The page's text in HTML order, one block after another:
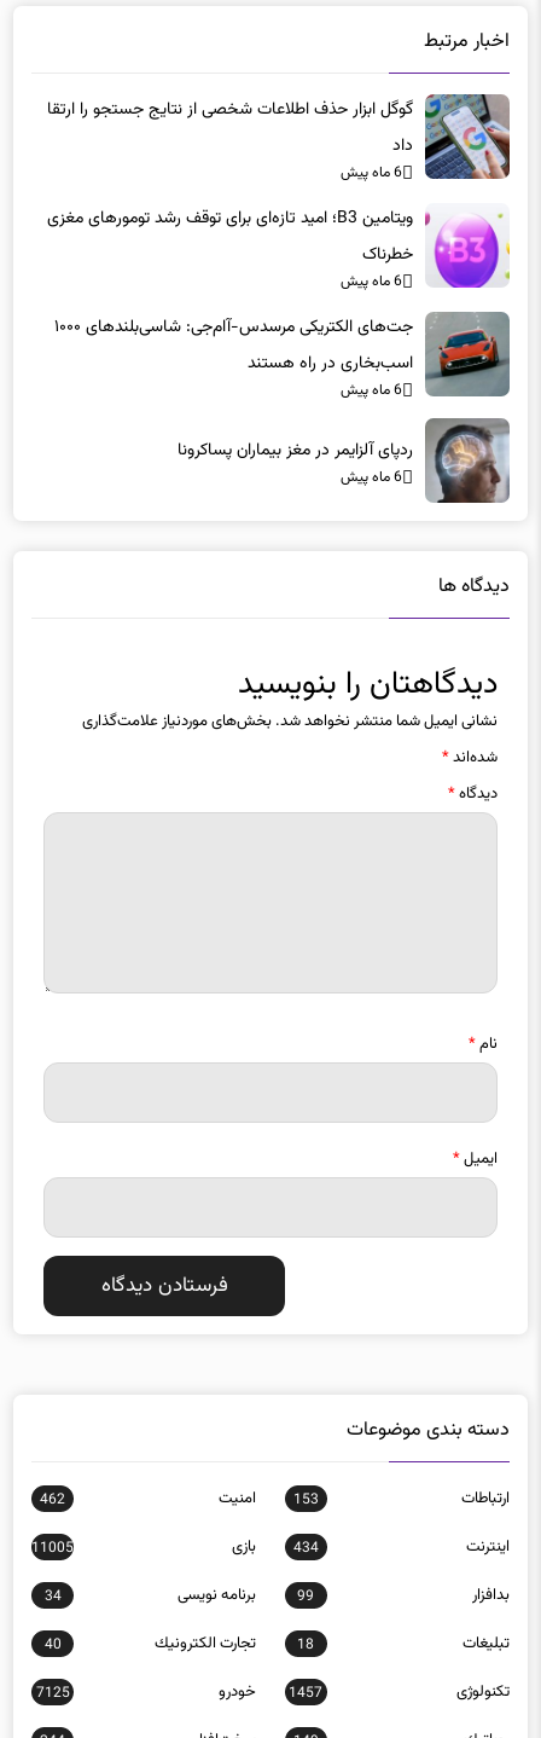
گوگل ابزار حذف اطلاعات شخصی از نتایج جستجو را ارتقا
داد
6 ماه پیش
خطرناک
6 ماه پیش
اسب‌بخاری در راه هستند
6 ماه پیش
نشانی ایمیل شما منتشر نخواهد شد.بخش‌های موردنیاز علامت‌گذاری
شده‌اند*
دیدگاه*
ایمیل*
ارتباطات
اينترنت 434 بازی 11005
بدافزار 99 برنامه نويسی 34
تبلیغات 18 تجارت الكترونيك 40
تکنولوژی 1457 خودرو 7125
روباتيك 149 سخت‌افزار 244